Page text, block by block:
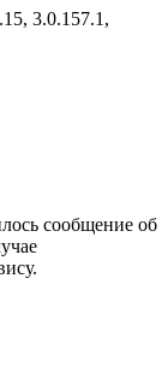
3.0.157.1,
сообщение об